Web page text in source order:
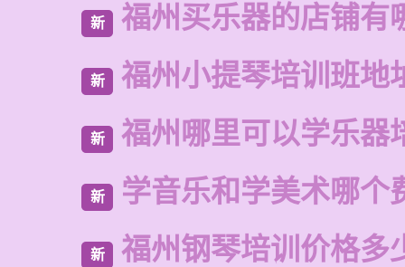
新 福州买乐器的店铺有
新 福州小提琴培训班地
新 福州哪里可以学乐器
新 学音乐和学美术哪个
新 福州钢琴培训价格多